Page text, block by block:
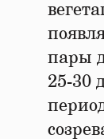
пары
25-30